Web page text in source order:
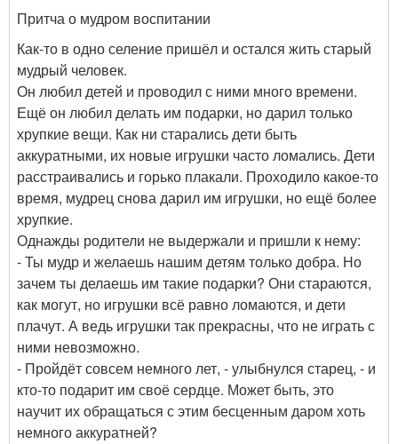
Притча о мудром воспитании
Как-то в одно селение пришёл и остался жить старый
мудрый человек.
Он любил детей и проводил с ними много времени.
Ещё он любил делать им подарки, но дарил только
хрупкие вещи. Как ни старались дети быть
аккуратными, их новые игрушки часто ломались. Дети
расстраивались и горько плакали. Проходило какое-то
время, мудрец снова дарил им игрушки, но ещё более
хрупкие.
Однажды родители не выдержали и пришли к нему:
- Ты мудр и желаешь нашим детям только добра. Но
зачем ты делаешь им такие подарки? Они стараются,
как могут, но игрушки всё равно ломаются, и дети
плачут. А ведь игрушки так прекрасны, что не играть с
ними невозможно.
- Пройдёт совсем немного лет, - улыбнулся старец, - и
кто-то подарит им своё сердце. Может быть, это
научит их обращаться с этим бесценным даром хоть
немного аккуратней?